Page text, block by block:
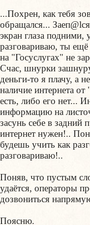
...Похрен, как тебя
обращался...
экран глаза
разговариваю, ты
на "Госуслугах" не
Счас, шнурки
деньги-то я плачу, а
наличие интернета от
есть, либо его нет...
информацию на
засунь себе в
интернет нужен!..
будешь учить как
разговариваю!..
Поняв, что пустым
удаётся, операторы
дозвониться
Поясню.